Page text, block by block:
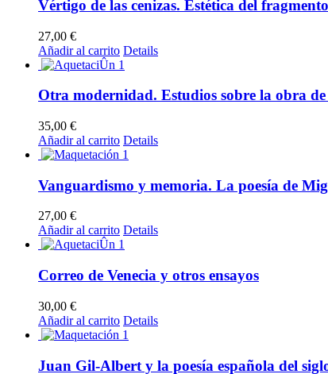
Vértigo de las cenizas. Estética del
27,00 €
Añadir al carrito Details
Otra modernidad. Estudios sobre la obra
35,00 €
Añadir al carrito Details
Vanguardismo y memoria. La poesía de
27,00 €
Añadir al carrito Details
Correo de Venecia y otros ensayos
30,00 €
Añadir al carrito Details
Juan Gil-Albert y la poesía española del